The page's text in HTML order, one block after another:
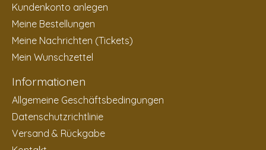
Kundenkonto anlegen
Meine Bestellungen
Meine Nachrichten (Tickets)
Mein Wunschzettel
Informationen
Allgemeine Geschäftsbedingungen
Datenschutzrichtlinie
Versand & Rückgabe